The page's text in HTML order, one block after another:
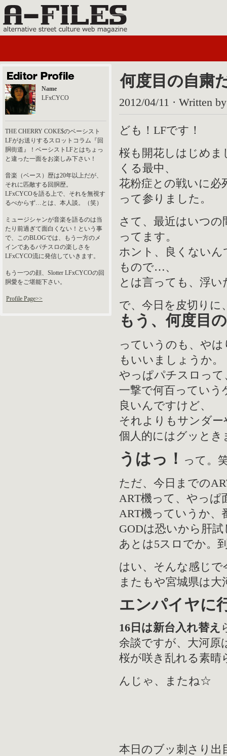
Name
LFxCYCO
THE CHERRY COKE$のベーシスト
LFがお送りするスロットコラム『回
胴街道』！ベーシストLFとはちょっ
と違った一面をお楽しみ下さい！
音楽（ベース）歴は20年以上だが、
それに匹敵する回胴歴。
LFxCYCOを語る上で、それを無視す
るべからず…とは、本人談。（笑）
ミュージシャンが音楽を語るのは当
たり前過ぎて面白くない！という事
で、このBLOGでは、もう一方のメ
インであるパチスロの楽しさを
LFxCYCO流に発信していきます。
もう一つの顔、Slotter LFxCYCOの回
胴愛をご堪能下さい。
Profile Page>>
何度目の自粛
2012/04/11 · Written
ども！LFです！
桜も開花しはじめ
くる最中、
花粉症との戦いに必
って参りました。
さて、最近はいつ
ってます。
ホント、良くない
もので…、
とは言っても、浮
で、今日を皮切りに
もう、何度目
っていうのも、や
もいいましょうか。
やっぱパチスロっ
一撃で何百ってい
良いんですけど、
それよりもサンダ
個人的にはグッとき
うはっ！ って。
ただ、今日までの
ART機って、やっぱ
ART機っていうか、
GODは恐いから肝
あとは5スロでか。
はい、そんな感じで
またもや宮城県は大
エンパイヤに
16日は新台入れ替え
余談ですが、大河原
桜が咲き乱れる素晴
んじゃ、またね☆
本日のブッ刺さり出